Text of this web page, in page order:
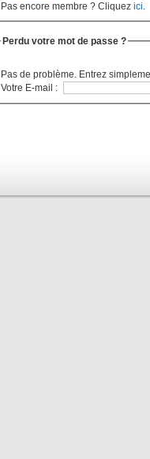
Pas encore membre ? Cliquez ici.
Perdu votre mot de passe ?
Pas de problème. Entrez
Votre E-mail :